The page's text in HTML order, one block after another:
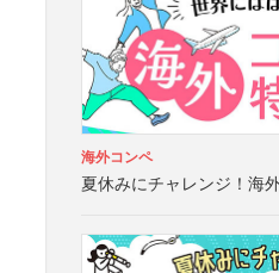
海外コンペ
夏休みにチャレンジ！海